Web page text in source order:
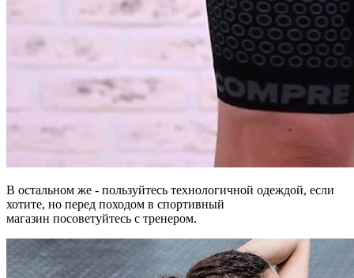
В остальном же - пользуйтесь технологичной одеждой, если
хотите, но перед походом в спортивный
магазин посоветуйтесь с тренером.